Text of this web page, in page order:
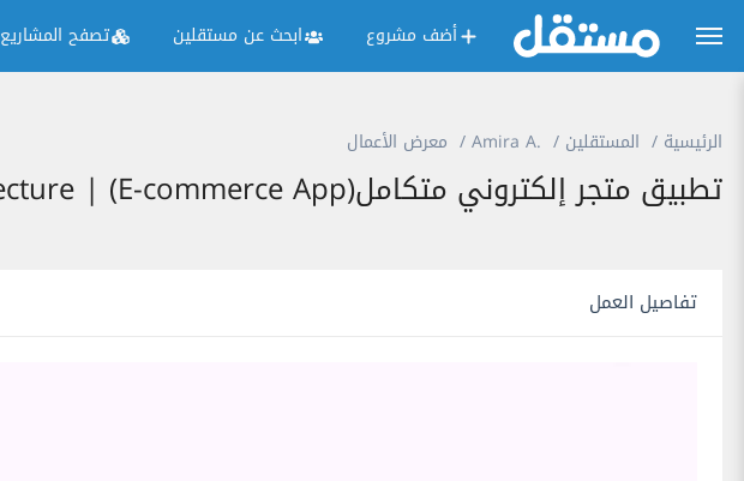
أضف مشروع ابحث عن مستقلين تصفح المشاريع
الرئيسية المستقلين Amira A. معرض الأعمال
تطبيق متجر إلكتروني متكامل(E-commerce App) | Flutter & Clean Architecture
تفاصيل العمل